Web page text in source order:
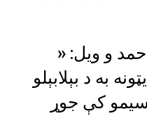
و ویل: «
به د بېلابېلو
سیمو کې جوړ